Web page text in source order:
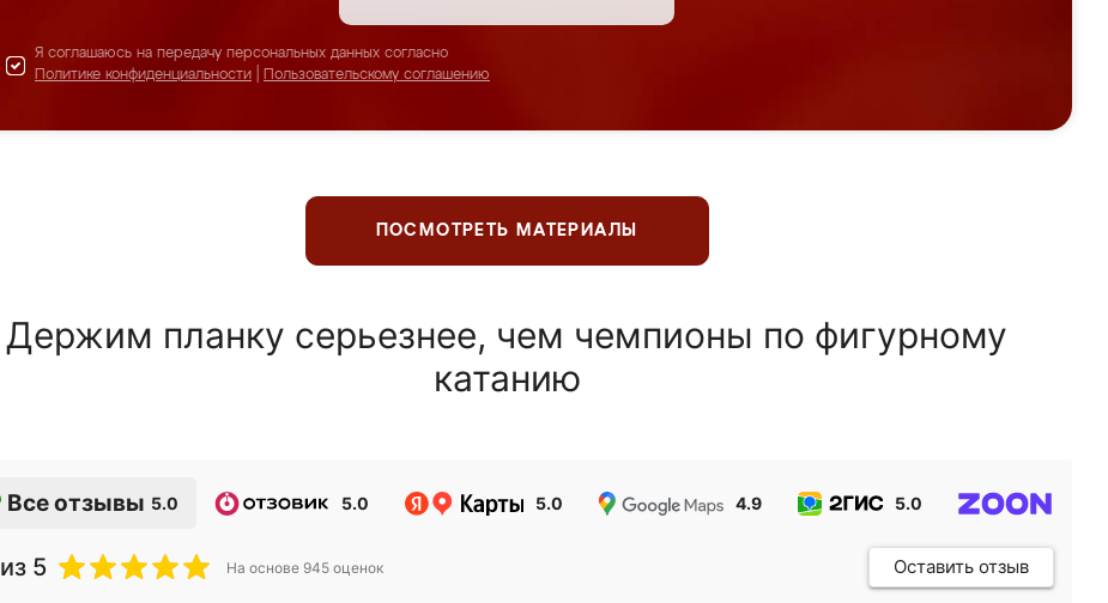
Я соглашаюсь на передачу персональных данных согласно
Политике конфиденциальности
Пользовательскому соглашению
ПОСМОТРЕТЬ МАТЕРИАЛЫ
Держим планку серьезнее, чем чемпионы по фигурному
катанию
Все отзывы 5.0 5.0 5.0 4.9 5.0
из 5 На основе 945 оценок Оставить отзыв